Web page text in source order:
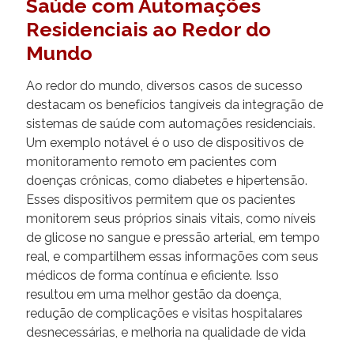
Saúde com Automações
Residenciais ao Redor do
Mundo
Ao redor do mundo, diversos casos de sucesso
destacam os benefícios tangíveis da integração de
sistemas de saúde com automações residenciais.
Um exemplo notável é o uso de dispositivos de
monitoramento remoto em pacientes com
doenças crônicas, como diabetes e hipertensão.
Esses dispositivos permitem que os pacientes
monitorem seus próprios sinais vitais, como níveis
de glicose no sangue e pressão arterial, em tempo
real, e compartilhem essas informações com seus
médicos de forma contínua e eficiente. Isso
resultou em uma melhor gestão da doença,
redução de complicações e visitas hospitalares
desnecessárias, e melhoria na qualidade de vida